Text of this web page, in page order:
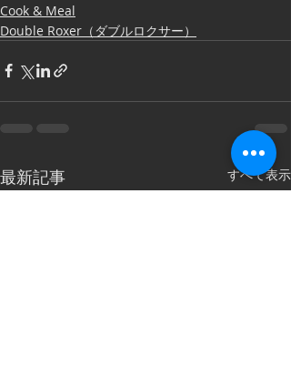
Cook & Meal
Double Roxer（ダブルロクサー）
最新記事 すべて表示